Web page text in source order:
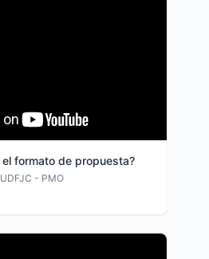
el formato de propuesta?
- PMO